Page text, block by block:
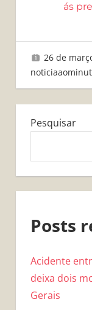
ás
26 de
Pesquisar
Posts
Acidente
deixa dois
Gerais